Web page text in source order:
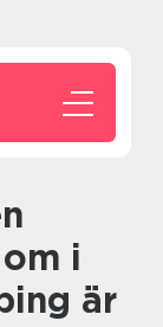
i
är